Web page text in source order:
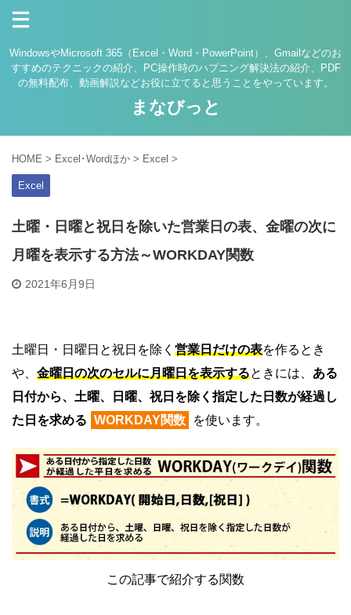
WindowsやMicrosoft 365（Excel・Word・PowerPoint）、Gmailなどのお
すすめのテクニックの紹介、PC操作時のハプニング解決法の紹介、PDF
の無料配布、動画解説などお役に立てると思うことをやっています。
まなびっと
HOME > Excel･Wordほか > Excel >
Excel
土曜・日曜と祝日を除いた営業日の表、金曜の次に
月曜を表示する方法～WORKDAY関数
2021年6月9日
土曜日・日曜日と祝日を除く 営業日だけの表を作るとき
や、 金曜日の次のセルに月曜日を表示するときには、 ある
日付から、土曜、日曜、祝日を除く指定した日数が経過し
た日を求める WORKDAY関数 を使います。
この記事で紹介する関数